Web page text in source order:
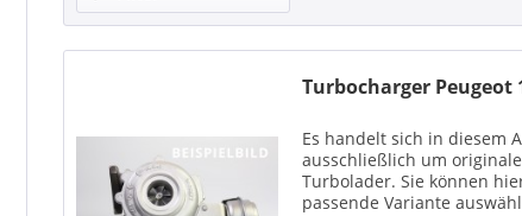
Turbocharger Peugeot
Es handelt sich in diesem
ausschließlich um originale
Turbolader. Sie können
passende Variante